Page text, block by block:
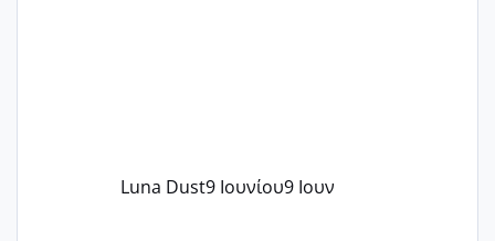
Luna Dust9 Ιουνίου9 Ιουν